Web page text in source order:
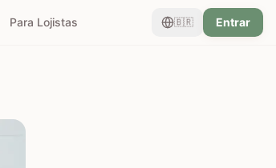
Para Lojistas 🇧🇷 Entrar